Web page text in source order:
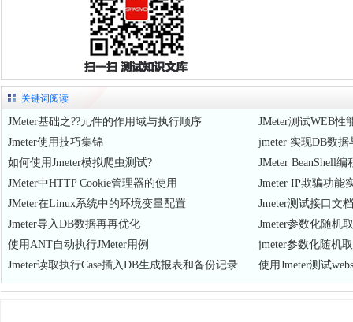
关键词阅读
JMeter基础之??元件的作用域与执行顺序
JMeter测试WEB性
Jmeter使用技巧集锦
jmeter 实现DB数
如何使用Jmeter模拟爬虫测试?
JMeter BeanShell
JMeter中HTTP Cookie管理器的使用
Jmeter IP欺骗功能
JMeter在Linux系统中的环境变量配置
Jmeter测试接口文档
Jmeter导入DB数据再再优化
Jmeter参数化随机
使用ANT自动执行JMeter用例
jmeter参数化随机
Jmeter读取执行Case插入DB生成报表和备份记录
使用Jmeter测试